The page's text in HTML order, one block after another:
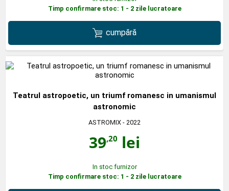
Timp confirmare stoc: 1 - 2 zile lucratoare
cumpără
Teatrul astropoetic, un triumf romanesc in umanismul
astronomic
ASTROMIX - 2022
39,20 lei
In stoc furnizor
Timp confirmare stoc: 1 - 2 zile lucratoare